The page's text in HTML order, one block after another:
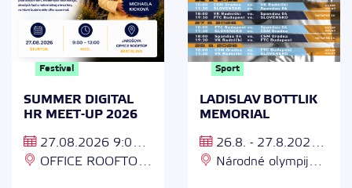
Festival
SUMMER DIGITAL
HR MEET-UP 2026
27.08.2026 9:00 -
13:00OFFICE ROOFTOP,
Sport
LADISLAV BOTTLIK
MEMORIAL
26.8. - 27.8.2026
o 18:00 a 19:30
Národné olympijské